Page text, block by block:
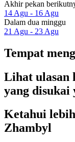
Akhir pekan
14 Agu - 16 Agu
Dalam dua minggu
21 Agu - 23 Agu
Tempat
Lihat ulasan
yang disukai
Ketahui
Zhambyl